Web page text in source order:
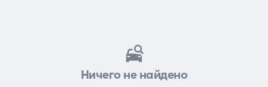
Ничего не найдено